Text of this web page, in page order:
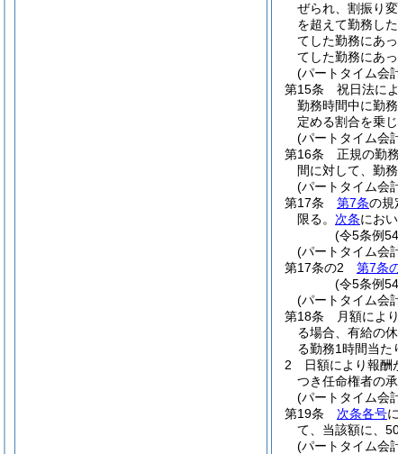
ぜられ、割振り
を超えて勤務し
てした勤務にあ
てした勤務にあ
(パートタイム会
第15条
祝日法に
勤務時間中に勤
定める割合を乗
(パートタイム会
第16条
正規の勤
間に対して、勤
(パートタイム会
第17条
第7条の規
限る。 次条にお
(令5条例
(パートタイム会
第17条の2
第7条
(令5条例
(パートタイム会
第18条
月額によ
る場合、有給の
る勤務1時間当た
2
日額により報
つき任命権者の
(パートタイム会
第19条
次条各号
て、当該額に、
(パートタイム会